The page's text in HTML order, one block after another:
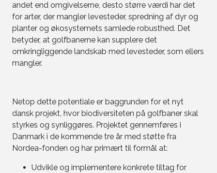
andet end omgivelserne, desto større værdi har det
for arter, der mangler levesteder, spredning af dyr og
planter og økosystemets samlede robusthed. Det
betyder, at golfbanerne kan supplere det
omkringliggende landskab med levesteder, som ellers
mangler.
Netop dette potentiale er baggrunden for et nyt
dansk projekt, hvor biodiversiteten på golfbaner skal
styrkes og synliggøres. Projektet gennemføres i
Danmark i de kommende tre år med støtte fra
Nordea-fonden og har primært til formål at:
Udvikle og implementere konkrete tiltag for